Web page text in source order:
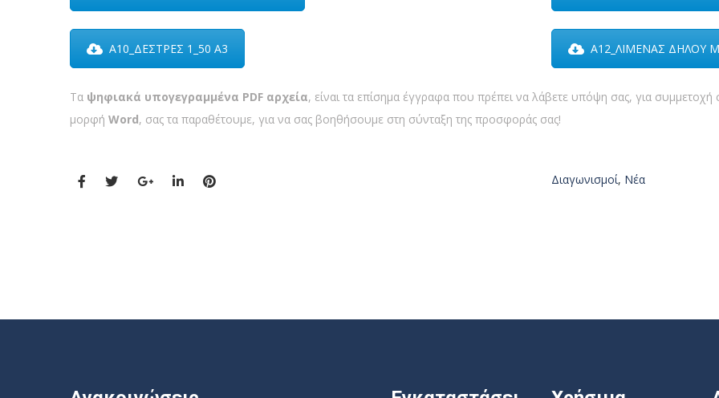
Α10_ΔΕΣΤΡΕΣ 1_50 Α3 Α12_ΛΙΜΕΝΑΣ ΔΗΛΟΥ
Τα ψηφιακά υπογεγραμμένα PDF αρχεία, είναι τα επίσημα έγγραφα που πρέπει να λάβετε υπόψη σας, για
μορφή Word, σας τα παραθέτουμε, για να σας βοηθήσουμε στη σύνταξη της προσφοράς σας!
Διαγωνισμοί, Νέα